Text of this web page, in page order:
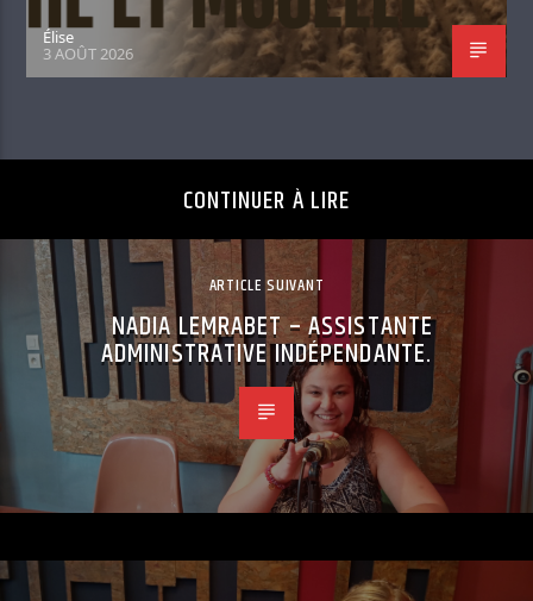
Élise
3 AOÛT 2026
CONTINUER À LIRE
ARTICLE SUIVANT
NADIA LEMRABET – ASSISTANTE
ADMINISTRATIVE INDÉPENDANTE.